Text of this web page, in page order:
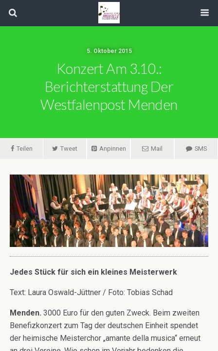
5. Oktober 2015
Konzert Am 3.10.:
Berichterstattung Der
Westfalenpost Menden
Teilen Tweet Anpinnen Mail SMS
Jedes Stück für sich ein kleines Meisterwerk
Text: Laura Oswald-Jüttner / Foto: Tobias Schad
Menden. 3000 Euro für den guten Zweck. Beim zweiten
Benefizkonzert zum Tag der deutschen Einheit spendet
der heimische Meisterchor „amante della musica“ erneut